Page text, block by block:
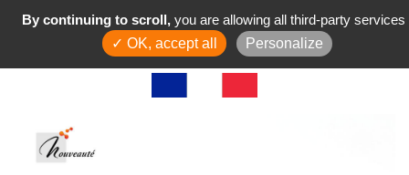
By continuing to scroll, you are allowing all third-party services
✓ OK, accept all
Personalize